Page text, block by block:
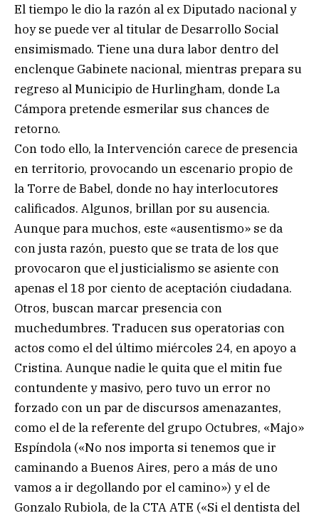
El tiempo le dio la razón al ex Diputado nacional y
hoy se puede ver al titular de Desarrollo Social
ensimismado. Tiene una dura labor dentro del
enclenque Gabinete nacional, mientras prepara su
regreso al Municipio de Hurlingham, donde La
Cámpora pretende esmerilar sus chances de
retorno.
Con todo ello, la Intervención carece de presencia
en territorio, provocando un escenario propio de
la Torre de Babel, donde no hay interlocutores
calificados. Algunos, brillan por su ausencia.
Aunque para muchos, este «ausentismo» se da
con justa razón, puesto que se trata de los que
provocaron que el justicialismo se asiente con
apenas el 18 por ciento de aceptación ciudadana.
Otros, buscan marcar presencia con
muchedumbres. Traducen sus operatorias con
actos como el del último miércoles 24, en apoyo a
Cristina. Aunque nadie le quita que el mitin fue
contundente y masivo, pero tuvo un error no
forzado con un par de discursos amenazantes,
como el de la referente del grupo Octubres, «Majo»
Espíndola («No nos importa si tenemos que ir
caminando a Buenos Aires, pero a más de uno
vamos a ir degollando por el camino») y el de
Gonzalo Rubiola, de la CTA ATE («Si el dentista del